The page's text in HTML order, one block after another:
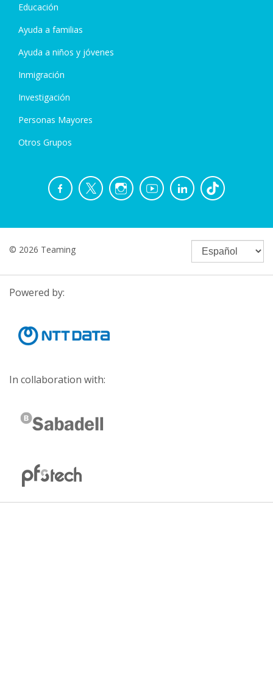
Educación
Ayuda a familias
Ayuda a niños y jóvenes
Inmigración
Investigación
Personas Mayores
Otros Grupos
© 2026 Teaming
Powered by:
In collaboration with: